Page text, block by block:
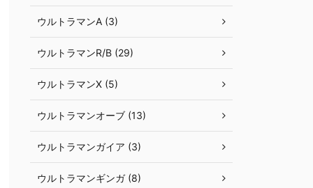
ウルトラマンA (3)
ウルトラマンR/B (29)
ウルトラマンX (5)
ウルトラマンオーブ (13)
ウルトラマンガイア (3)
ウルトラマンギンガ (8)